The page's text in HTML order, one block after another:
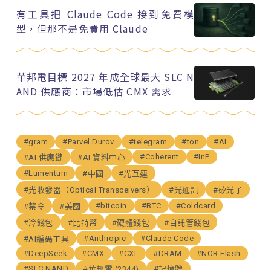
有工具把 Claude Code 接到免費模
型，但那不是免費用 Claude
華邦電目標 2027 年成全球最大 SLC N
AND 供應商：市場低估 CMX 需求
#gram #Parvel Durov #telegram #ton
#AI
#AI 供應鏈
#AI 資料中心 #Coherent
#InP
#Lumentum
#中國
#光互連
#光收發器（Optical Transceivers）
#光通訊
#矽光子
#禁令
#美國 #bitcoin #BTC
#Coldcard
#冷錢包
#比特幣 #硬體錢包
#自託管錢包
#AI編碼工具
#Anthropic
#Claude Code
#DeepSeek
#CMX #CXL #DRAM
#NOR Flash